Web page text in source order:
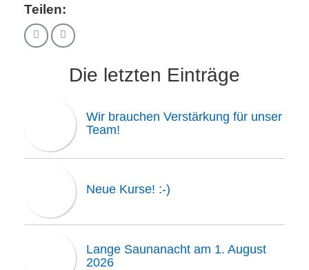
Teilen:
Die letzten Einträge
Wir brauchen Verstärkung für unser
Team!
Neue Kurse! :-)
Lange Saunanacht am 1. August
2026